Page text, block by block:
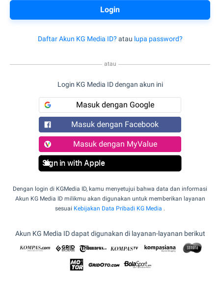
Daftar Akun KG Media ID? atau lupa password?
atau
Login KG Media ID dengan akun ini
Masuk dengan Google
Masuk dengan Facebook
Masuk dengan MyValue
Sign in with Apple
Dengan login di KGMedia ID, kamu menyetujui bahwa data dan informasi
Akun KG Media ID milikmu akan digunakan untuk memberikan layanan
sesuai Kebijakan Data Pribadi KG Media .
Akun KG Media ID dapat digunakan di layanan-layanan berikut